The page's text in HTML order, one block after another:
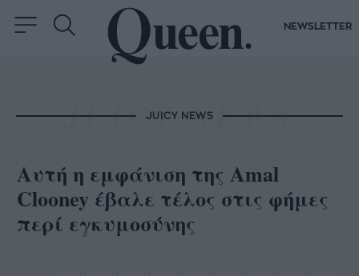
NEWSLETTER
JUICY NEWS
Αυτή η εμφάνιση της Amal
Clooney έβαλε τέλος στις φήμες
περί εγκυμοσύνης